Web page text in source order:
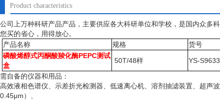
Product characteristics
公司上万种科研产品产品，主要供应各大科研单位和学校，是国内众多
您买的省心，用得放心。
产品名称
规格
货号
磷酸烯醇式丙酮酸羧化酶PEPC测试
盒
50T/48样
YS-
需自备的仪器和用品：
高效液相色谱仪、示差折光检测器、低速离心机、溶剂抽滤装置、超声
0.45μm）、